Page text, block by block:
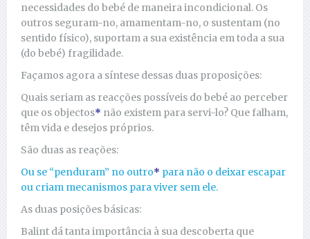
necessidades do bebé de maneira incondicional. Os
outros seguram-no, amamentam-no, o sustentam (no
sentido físico), suportam a sua existência em toda a sua
(do bebé) fragilidade.
Façamos agora a síntese dessas duas proposições:
Quais seriam as reacções possíveis do bebé ao perceber
que os objectos* não existem para servi-lo? Que falham,
têm vida e desejos próprios.
São duas as reações:
Ou se “penduram” no outro* para não o deixar escapar
ou criam mecanismos para viver sem ele.
As duas posições básicas:
Balint dá tanta importância à sua descoberta que